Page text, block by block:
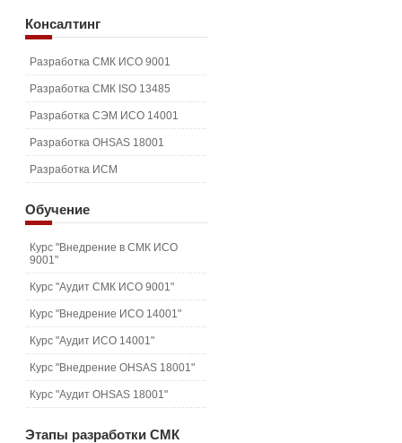
Консалтинг
Разработка СМК ИСО 9001
Разработка СМК ISO 13485
Разработка СЭМ ИСО 14001
Разработка OHSAS 18001
Разработка ИСМ
Обучение
Курс "Внедрение в СМК ИСО
9001"
Курс "Аудит СМК ИСО 9001"
Курс "Внедрение ИСО 14001"
Курс "Аудит ИСО 14001"
Курс "Внедрение OHSAS 18001"
Курс "Аудит OHSAS 18001"
Этапы разработки СМК